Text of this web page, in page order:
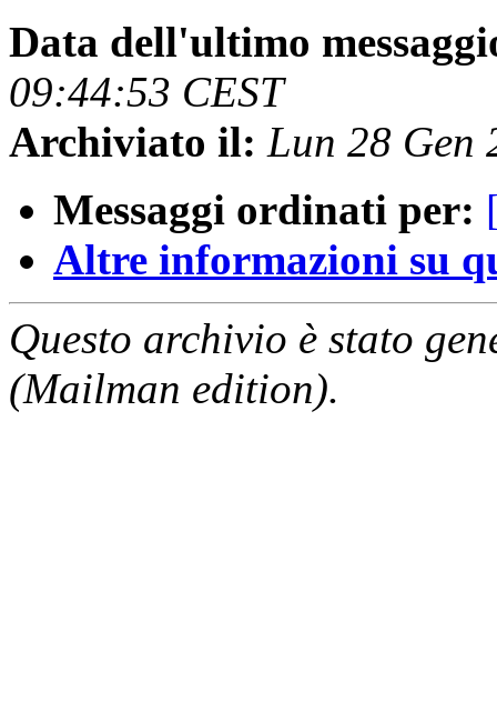
Data dell'ultimo
09:44:53 CEST
Archiviato il: Lun 28 Gen
Messaggi ordinati per:
Altre informazioni su
Questo archivio è stato
(Mailman edition).